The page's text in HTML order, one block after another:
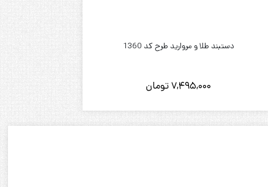
دستبند طلا و مروارید طرح کد 1360
7,495,000تومان